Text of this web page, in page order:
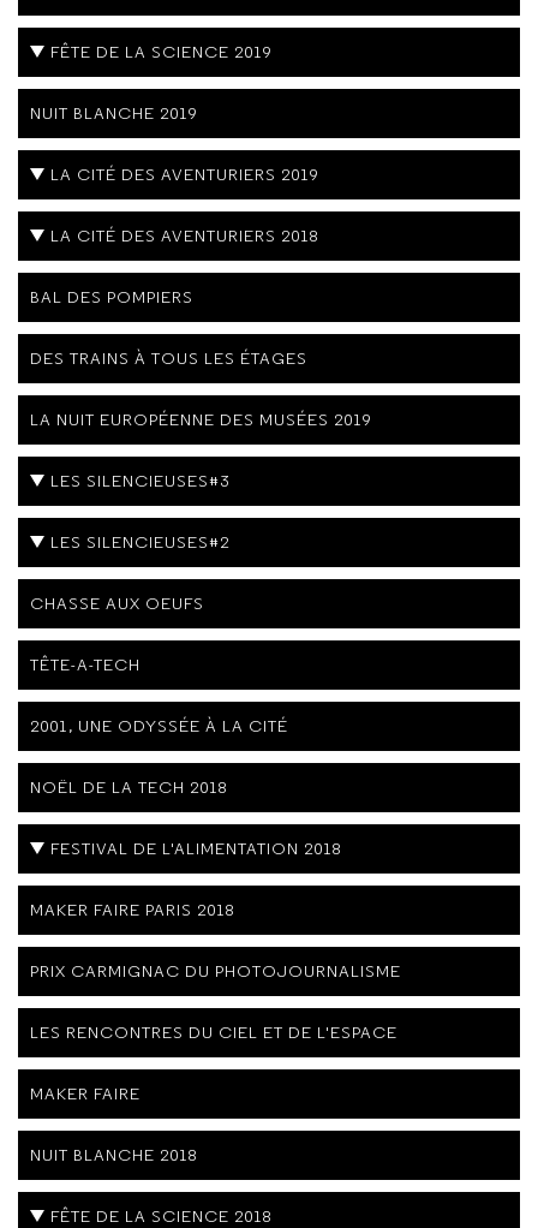
FÊTE DE LA SCIENCE 2019
NUIT BLANCHE 2019
LA CITÉ DES AVENTURIERS 2019
LA CITÉ DES AVENTURIERS 2018
BAL DES POMPIERS
DES TRAINS À TOUS LES ÉTAGES
LA NUIT EUROPÉENNE DES MUSÉES 2019
LES SILENCIEUSES#3
LES SILENCIEUSES#2
CHASSE AUX OEUFS
TÊTE-A-TECH
2001, UNE ODYSSÉE À LA CITÉ
NOËL DE LA TECH 2018
FESTIVAL DE L'ALIMENTATION 2018
MAKER FAIRE PARIS 2018
PRIX CARMIGNAC DU PHOTOJOURNALISME
LES RENCONTRES DU CIEL ET DE L'ESPACE
MAKER FAIRE
NUIT BLANCHE 2018
FÊTE DE LA SCIENCE 2018